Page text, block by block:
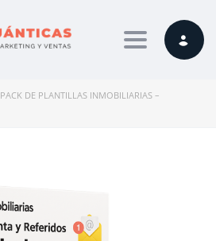
Toggle
PACK DE PLANTILLAS INMOBILIARIAS –